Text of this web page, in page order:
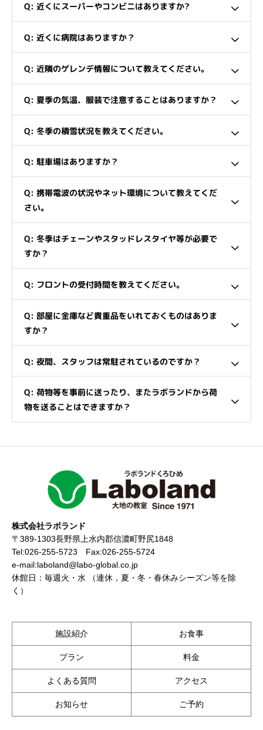
Q: 近くにスーパーやコンビニはありますか?
Q: 近くに病院はありますか？
Q: 近隣のゲレンデ情報について教えてください。
Q: 夏季の気温、服装で注意することはありますか？
Q: 冬季の積雪状況を教えてください。
Q: 駐車場はありますか？
Q: 携帯電波の状況やネット環境について教えてくだ
さい。
Q: 冬季はチェーンやスタッドレスタイヤ等が必要で
すか？
Q: フロントの受付時間を教えてください。
Q: 部屋に金庫など貴重品をいれておくものはありま
すか？
Q: 夜間、スタッフは常駐されているのですか？
Q: 荷物等を事前に送ったり、またラボランドから荷
物を送ることはできますか？
株式会社ラボランド
〒389-1303長野県上水内郡信濃町野尻1848
Tel:026-255-5723 Fax:026-255-5724
e-mail:laboland@labo-global.co.jp
休館日：毎週火・水 （連休，夏・冬・春休みシーズン等を除
く）
施設紹介 お食事
プラン 料金
よくある質問 アクセス
お知らせ ご予約